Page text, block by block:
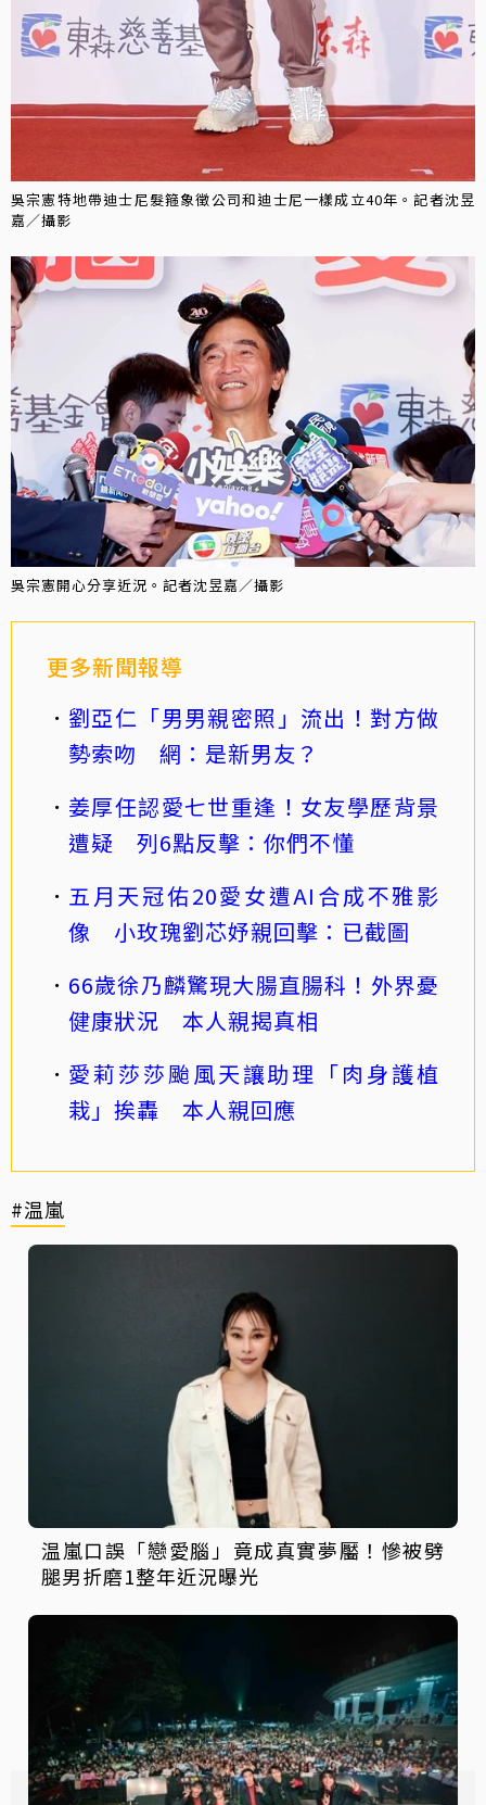
吳宗憲特地帶迪士尼髮箍象徵公司和迪士尼一樣成立40年。記者沈昱
嘉／攝影
吳宗憲開心分享近況。記者沈昱嘉／攝影
更多新聞報導
劉亞仁「男男親密照」流出！對方做
勢索吻 網：是新男友？
姜厚任認愛七世重逢！女友學歷背景
遭疑 列6點反擊：你們不懂
五月天冠佑20愛女遭AI合成不雅影
像 小玫瑰劉芯妤親回擊：已截圖
66歲徐乃麟驚現大腸直腸科！外界憂
健康狀況 本人親揭真相
愛莉莎莎颱風天讓助理「肉身護植
栽」挨轟 本人親回應
#温嵐
温嵐口誤「戀愛腦」竟成真實夢靨！慘被劈
腿男折磨1整年近況曝光